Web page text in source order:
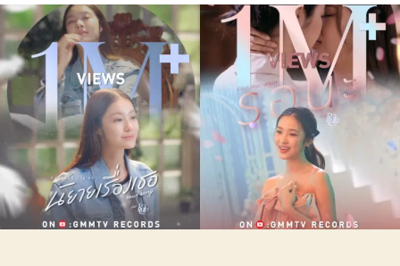
r
d
o
p
o
t
d
e
u
b
c
o
S
T
s
d
o
G
L
“
P
l
u
t